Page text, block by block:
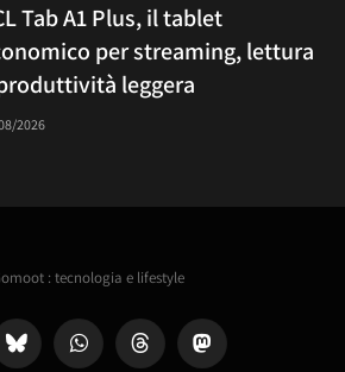
Tab A1 Plus, il tablet
per streaming, lettura
leggera
2026
Bluesky WhatsAppThreads Mastodon